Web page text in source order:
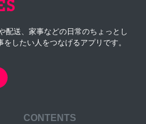
配送、家事などの日常のちょっとし
したい人をつなげるアプリです。
CONTENTS